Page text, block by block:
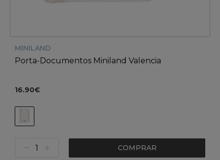
MINILAND
Porta-Documentos Miniland Valencia
16.90€
COMPRAR